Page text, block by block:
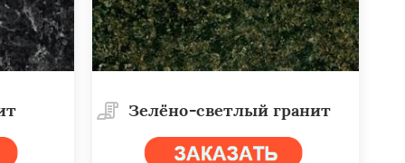
Зелёно-светлый гранит